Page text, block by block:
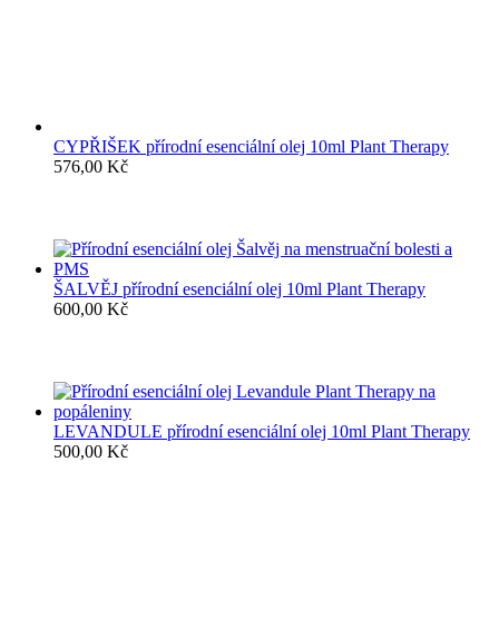
CYPŘIŠEK přírodní esenciální olej 10ml Plant Therapy
576,00 Kč
ŠALVĚJ přírodní esenciální olej 10ml Plant Therapy
600,00 Kč
LEVANDULE přírodní esenciální olej 10ml Plant Therapy
500,00 Kč